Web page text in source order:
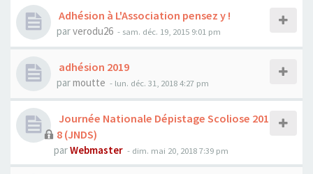
Adhésion à L'Association pensez y !
parverodu26 - sam. déc. 19, 2015 9:01 pm
adhésion 2019
parmoutte - lun. déc. 31, 2018 4:27 pm
Journée Nationale Dépistage Scoliose 201
8 (JNDS)
parWebmaster - dim. mai 20, 2018 7:39 pm